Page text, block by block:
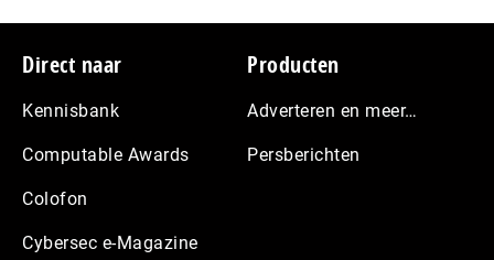
Footer
Direct naar
Kennisbank
Computable Awards
Colofon
Cybersec e-Magazine
Producten
Adverteren en meer…
Persberichten